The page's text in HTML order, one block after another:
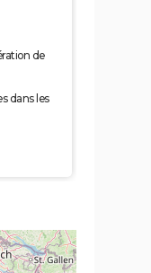
de
dans les